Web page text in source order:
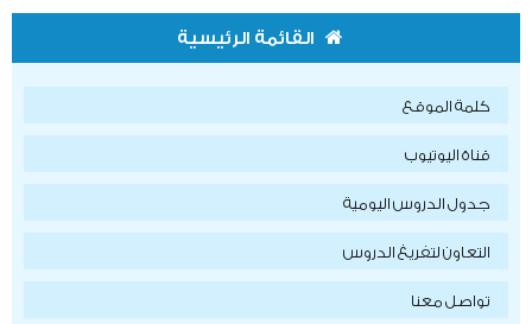
القائمة الرئيسية
كلمة الموقع
قناة اليوتيوب
جدول الدروس اليومية
التعاون لتفريغ الدروس
تواصل معنا